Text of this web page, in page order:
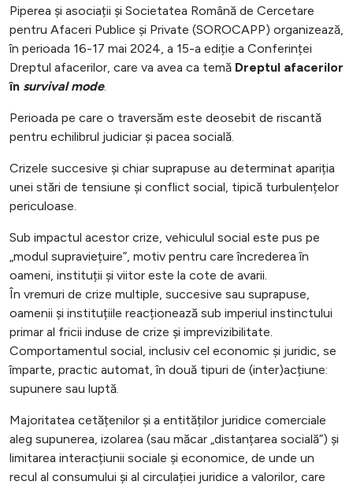
Piperea și asociații și Societatea Română de Cercetare
pentru Afaceri Publice și Private (SOROCAPP) organizează,
în perioada 16-17 mai 2024, a 15-a ediție a Conferinței
Dreptul afacerilor, care va avea ca temă Dreptul afacerilor
în survival mode.
Perioada pe care o traversăm este deosebit de riscantă
pentru echilibrul judiciar și pacea socială.
Crizele succesive și chiar suprapuse au determinat apariția
unei stări de tensiune și conflict social, tipică turbulențelor
periculoase.
Sub impactul acestor crize, vehiculul social este pus pe
„modul supraviețuire”, motiv pentru care încrederea în
oameni, instituții și viitor este la cote de avarii.
În vremuri de crize multiple, succesive sau suprapuse,
oamenii și instituțiile reacționează sub imperiul instinctului
primar al fricii induse de crize și imprevizibilitate.
Comportamentul social, inclusiv cel economic și juridic, se
împarte, practic automat, în două tipuri de (inter)acțiune:
supunere sau luptă.
Majoritatea cetățenilor și a entităților juridice comerciale
aleg supunerea, izolarea (sau măcar „distanțarea socială”) și
limitarea interacțiunii sociale și economice, de unde un
recul al consumului și al circulației juridice a valorilor, care